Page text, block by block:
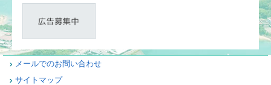
メールでのお問い合わせ
サイトマップ